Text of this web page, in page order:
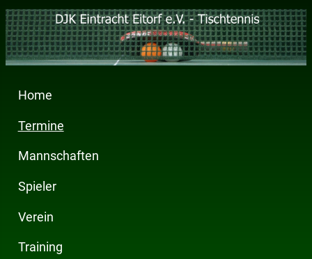
Home
Termine
Mannschaften
Spieler
Verein
Training